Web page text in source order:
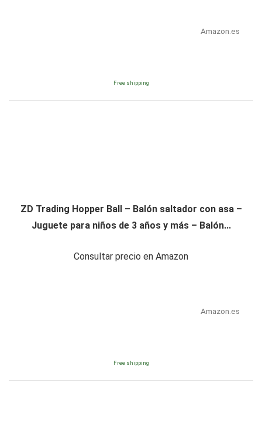
Amazon.es
Free shipping
ZD Trading Hopper Ball – Balón saltador con asa –
Juguete para niños de 3 años y más – Balón...
Consultar precio en Amazon
Amazon.es
Free shipping